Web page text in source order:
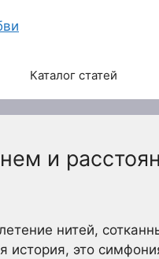
Каталог статей
и
нитей,
история, это